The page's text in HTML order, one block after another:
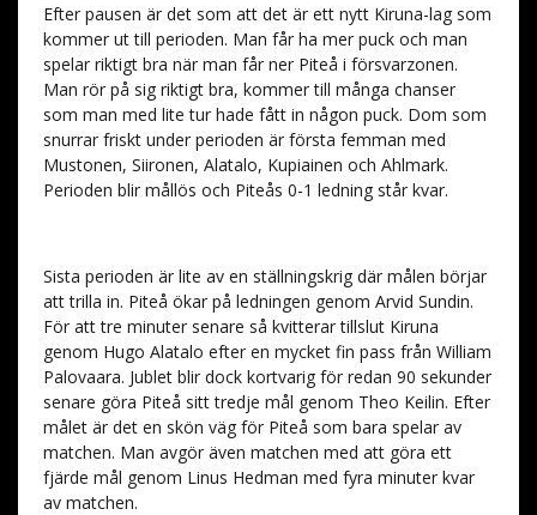
Efter pausen är det som att det är ett nytt Kiruna-lag som
kommer ut till perioden. Man får ha mer puck och man
spelar riktigt bra när man får ner Piteå i försvarzonen.
Man rör på sig riktigt bra, kommer till många chanser
som man med lite tur hade fått in någon puck. Dom som
snurrar friskt under perioden är första femman med
Mustonen, Siironen, Alatalo, Kupiainen och Ahlmark.
Perioden blir mållös och Piteås 0-1 ledning står kvar.
Sista perioden är lite av en ställningskrig där målen börjar
att trilla in. Piteå ökar på ledningen genom Arvid Sundin.
För att tre minuter senare så kvitterar tillslut Kiruna
genom Hugo Alatalo efter en mycket fin pass från William
Palovaara. Jublet blir dock kortvarig för redan 90 sekunder
senare göra Piteå sitt tredje mål genom Theo Keilin. Efter
målet är det en skön väg för Piteå som bara spelar av
matchen. Man avgör även matchen med att göra ett
fjärde mål genom Linus Hedman med fyra minuter kvar
av matchen.